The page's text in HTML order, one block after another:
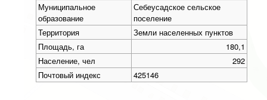
Муниципальное
образование
Себеусадское сельское
поселение
Территория
Земли населенных пунктов
Площадь, га
180,1
Население, чел
292
Почтовый индекс
425146